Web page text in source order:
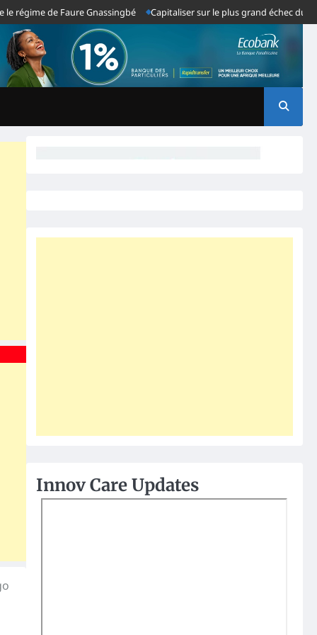
de Faure Gnassingbé Capitaliser sur le plus grand échec du système
Innov Care Updates